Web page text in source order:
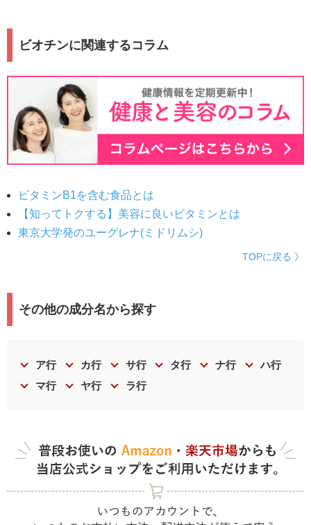
ビオチンに関連するコラム
ビタミンB1を含む食品とは
【知ってトクする】美容に良いビタミンとは
東京大学発のユーグレナ(ミドリムシ)
TOPに戻る 》
その他の成分名から探す
ア行 カ行 サ行 タ行 ナ行
ハ行
マ行
ヤ行 ラ行